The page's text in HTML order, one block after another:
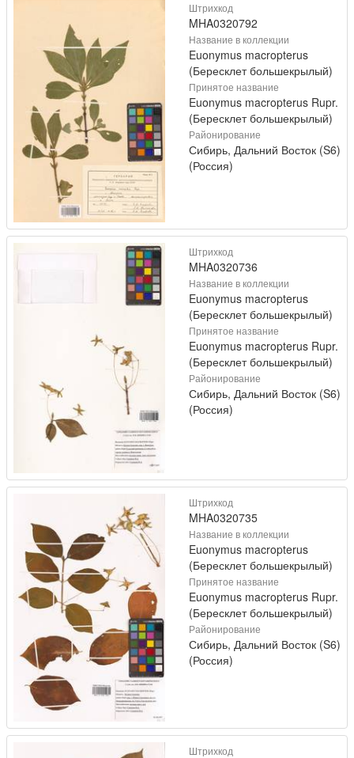
Штрихкод
MHA0320792
Название в коллекции
Euonymus macropterus
(Бересклет большекрылый)
Принятое название
Euonymus macropterus Rupr.
(Бересклет большекрылый)
Районирование
Сибирь, Дальний Восток (S6)
(Россия)
Штрихкод
MHA0320736
Название в коллекции
Euonymus macropterus
(Бересклет большекрылый)
Принятое название
Euonymus macropterus Rupr.
(Бересклет большекрылый)
Районирование
Сибирь, Дальний Восток (S6)
(Россия)
Штрихкод
MHA0320735
Название в коллекции
Euonymus macropterus
(Бересклет большекрылый)
Принятое название
Euonymus macropterus Rupr.
(Бересклет большекрылый)
Районирование
Сибирь, Дальний Восток (S6)
(Россия)
Штрихкод